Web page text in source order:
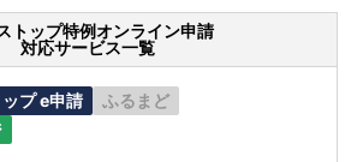
トップ特例オンライン申請
対応サービス一覧
プ e申請
ふるまど